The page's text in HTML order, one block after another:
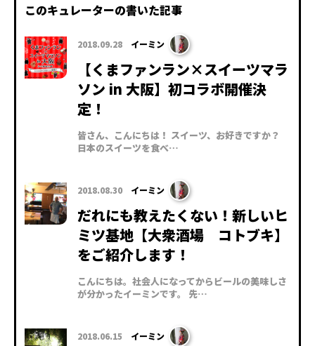
このキュレーターの書いた記事
2018.09.28 イーミン
【くまファンラン×スイーツマラ
ソン in 大阪】初コラボ開催決
定！
皆さん、こんにちは！ スイーツ、お好きですか？
日本のスイーツを食べ…
2018.08.30 イーミン
だれにも教えたくない！新しいヒ
ミツ基地【大衆酒場 コトブキ】
をご紹介します！
こんにちは。社会人になってからビールの美味しさ
が分かったイーミンです。 先…
2018.06.15 イーミン